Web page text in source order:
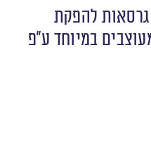
גרסאות להפקת
במיוחד ע״פ